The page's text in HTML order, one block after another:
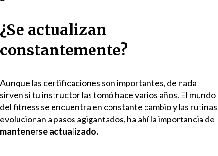
¿Se actualizan
constantemente?
Aunque las certificaciones son importantes, de nada
sirven si tu instructor las tomó hace varios años. El mundo
del fitness se encuentra en constante cambio y las rutinas
evolucionan a pasos agigantados, ha ahí la importancia de
mantenerse actualizado.